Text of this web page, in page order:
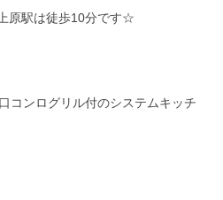
原駅は徒歩10分です☆
コンログリル付のシステムキッチ